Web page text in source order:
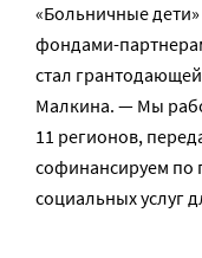
«Больничные
фондами-
стал
Малкина. — Мы
11 регионов,
софинансируем по
социальных услуг